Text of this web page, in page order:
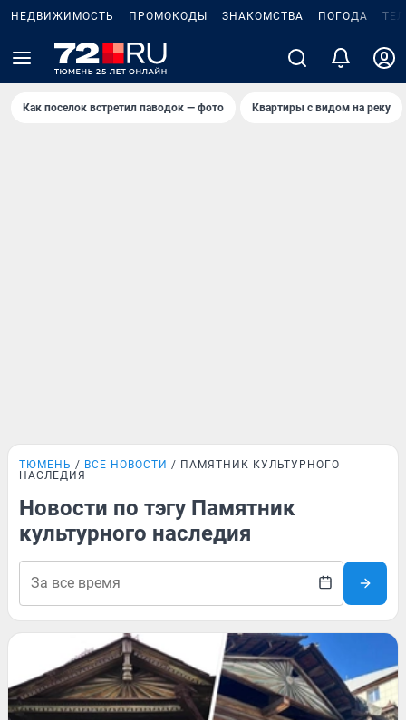
НЕДВИЖИМОСТЬ ПРОМОКОДЫ ЗНАКОМСТВА ПОГОДА
Как поселок встретил паводок — фото Квартиры с видом на реку
ТЮМЕНЬ ВСЕ НОВОСТИ
ПАМЯТНИК КУЛЬТУРНОГО
НАСЛЕДИЯ
Новости по тэгу Памятник
культурного наследия